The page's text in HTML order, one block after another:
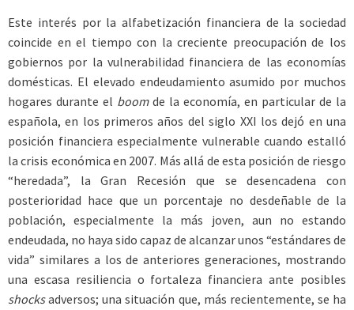
Este interés por la alfabetización financiera de la sociedad
coincide en el tiempo con la creciente preocupación de los
gobiernos por la vulnerabilidad financiera de las economías
domésticas. El elevado endeudamiento asumido por muchos
hogares durante el boom de la economía, en particular de la
española, en los primeros años del siglo XXI los dejó en una
posición financiera especialmente vulnerable cuando estalló
la crisis económica en 2007. Más allá de esta posición de riesgo
“heredada”, la Gran Recesión que se desencadena con
posterioridad hace que un porcentaje no desdeñable de la
población, especialmente la más joven, aun no estando
endeudada, no haya sido capaz de alcanzar unos “estándares de
vida” similares a los de anteriores generaciones, mostrando
una escasa resiliencia o fortaleza financiera ante posibles
shocksadversos; una situación que, más recientemente, se ha